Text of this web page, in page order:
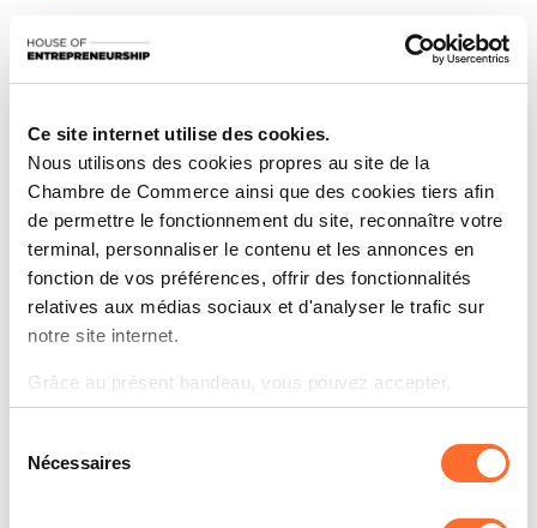
Ce site internet utilise des cookies.
Nous utilisons des cookies propres au site de la
Chambre de Commerce ainsi que des cookies tiers afin
de permettre le fonctionnement du site, reconnaître votre
terminal, personnaliser le contenu et les annonces en
fonction de vos préférences, offrir des fonctionnalités
relatives aux médias sociaux et d'analyser le trafic sur
notre site internet.
Grâce au présent bandeau, vous pouvez accepter,
refuser ou configurer les cookies selon vos préférences,
à l’exception des cookies strictement nécessaires au
fonctionnement du site. Une description des différents
Nécessaires
Partagez cet article
d’actualités préférés.
S'inscrire à la newsletter
Vous êtes entrepreneur et cherchez à financer vos
projets professionnels ? Découvrez les informations-
réponses essentielles. Ce workshop vous offre une
naviguer dans le monde du financement, y compris les
solutions de cautionnement proposées par la Mutualité